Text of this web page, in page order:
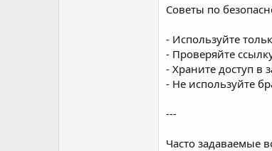
Советы по
- Используйте
- Проверяйте
- Храните доступ
- Не используйте
---
Часто задаваемые